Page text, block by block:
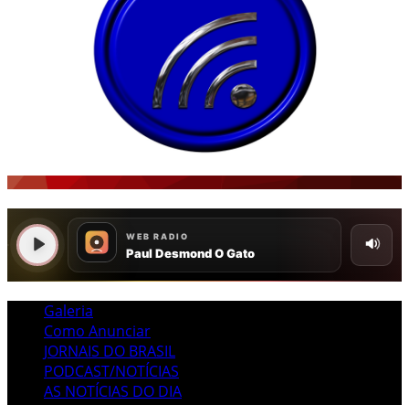
Galeria
Como Anunciar
JORNAIS DO BRASIL
PODCAST/NOTÍCIAS
AS NOTÍCIAS DO DIA